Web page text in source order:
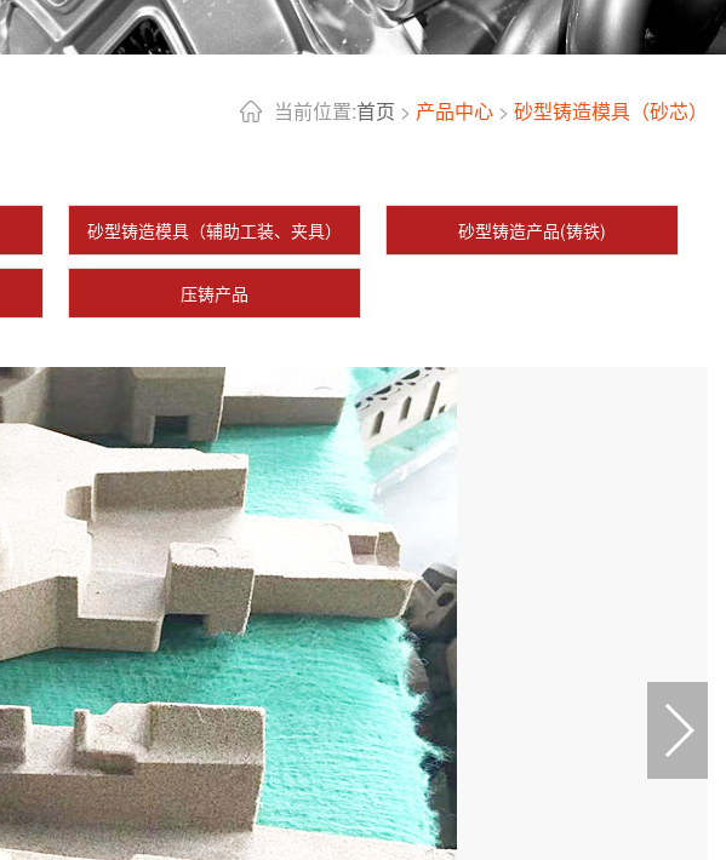
当前位置:首页 > 产品中心 > 砂型铸造模具（砂芯）
砂型铸造模具（辅助工装、夹具） 砂型铸造产品(铸铁)
压铸产品